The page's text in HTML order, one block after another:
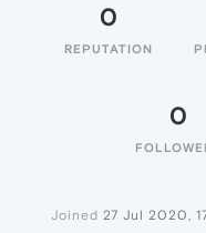
0
REPUTATION
0
Joined 27 Jul 2020,